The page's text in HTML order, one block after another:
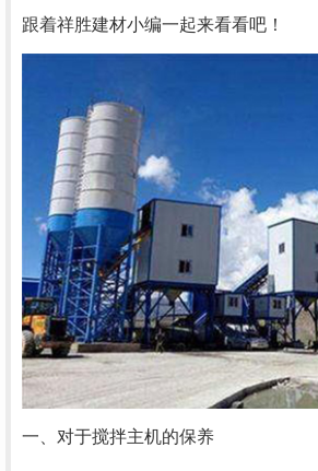
跟着祥胜建材小编一起来看看吧！
一、对于搅拌主机的保养